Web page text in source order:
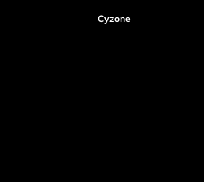
Cyzone